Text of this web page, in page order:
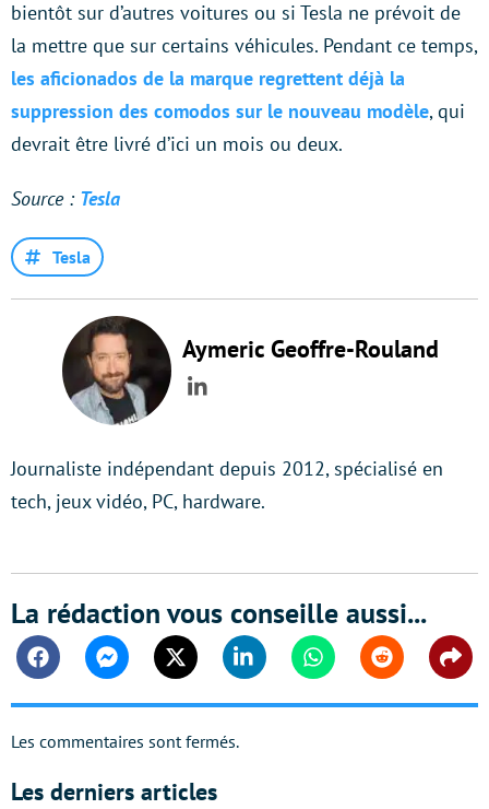
bientôt sur d’autres voitures ou si Tesla ne prévoit de
la mettre que sur certains véhicules. Pendant ce temps,
les aficionados de la marque regrettent déjà la
suppression des comodos sur le nouveau modèle, qui
devrait être livré d’ici un mois ou deux.
Source : Tesla
Tesla
Aymeric Geoffre-Rouland
LinkedIn
Journaliste indépendant depuis 2012, spécialisé en
tech, jeux vidéo, PC, hardware.
La rédaction vous conseille aussi...
FacebookMessengerTwitter Linkedin WhatsappReddit
Les commentaires sont fermés.
Les derniers articles